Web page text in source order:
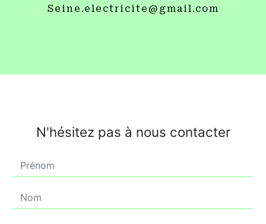
seine.electricite@gmail.com
N'hésitez pas à nous contacter